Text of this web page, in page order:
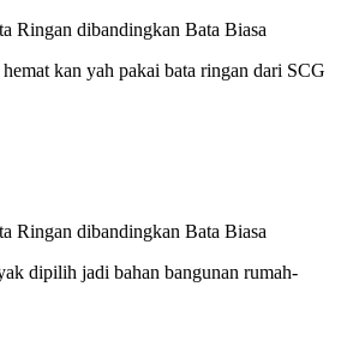
Ringan dibandingkan Bata Biasa
kan yah pakai bata ringan dari SCG
Ringan dibandingkan Bata Biasa
dipilih jadi bahan bangunan rumah-